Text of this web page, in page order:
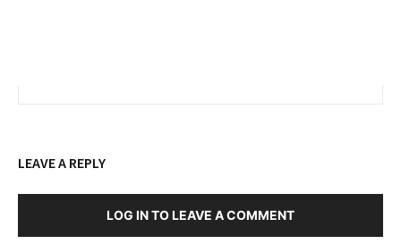
LEAVE A REPLY
LOG IN TO LEAVE A COMMENT